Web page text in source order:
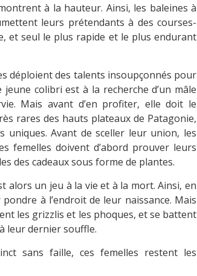
à la hauteur. Ainsi, les baleines à
leurs prétendants à des courses-
et seul le plus rapide et le plus endurant
déploient des talents insoupçonnés pour
colibri est à la recherche d’un mâle
Mais avant d’en profiter, elle doit le
rares des hauts plateaux de Patagonie,
uniques. Avant de sceller leur union, les
femelles doivent d’abord prouver leurs
des cadeaux sous forme de plantes.
alors un jeu à la vie et à la mort. Ainsi, en
à l’endroit de leur naissance. Mais
les grizzlis et les phoques, et se battent
leur dernier souffle.
sans faille, ces femelles restent les